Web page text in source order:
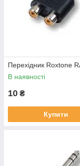
Перехідник Roxtone
В наявності
10 ₴
Купити